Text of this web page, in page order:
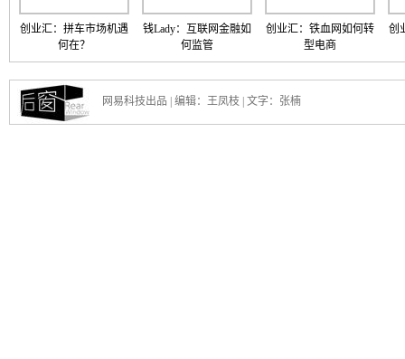
创业汇：拼车市场机遇
何在？
钱Lady：互联网金融如
何监管
创业汇：铁血网如何转
型电商
创
网易科技出品 | 编辑：王凤枝 | 文字：张楠